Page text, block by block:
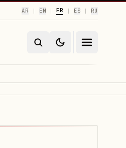
AR | EN | FR | ES | RU